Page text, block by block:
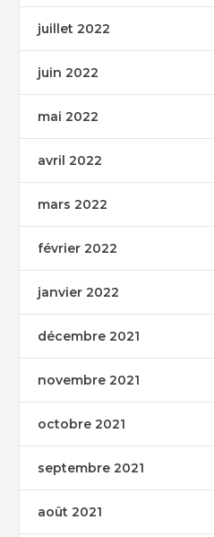
juillet 2022
juin 2022
mai 2022
avril 2022
mars 2022
février 2022
janvier 2022
décembre 2021
novembre 2021
octobre 2021
septembre 2021
août 2021